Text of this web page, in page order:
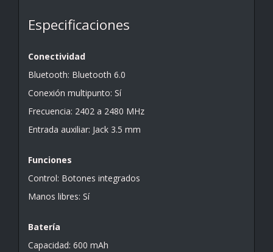
Especificaciones
Conectividad
Bluetooth: Bluetooth 6.0
Conexión multipunto: Sí
Frecuencia: 2402 a 2480 MHz
Entrada auxiliar: Jack 3.5 mm
Funciones
Control: Botones integrados
Manos libres: Sí
Batería
Capacidad: 600 mAh